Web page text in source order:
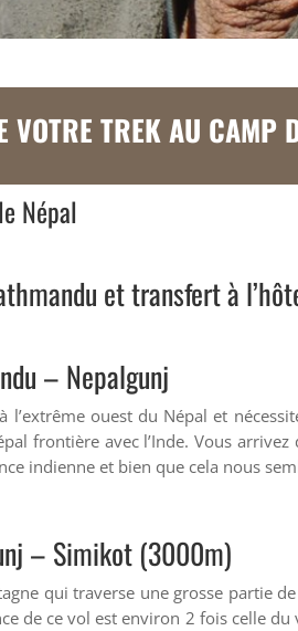
TREK AU CAMP
Népal
et transfert à
– Nepalgunj
l’extrême ouest du Népal et
frontière avec l’Inde. Vous
indienne et bien que cela nous
– Simikot (3000m)
qui traverse une grosse partie
de ce vol est environ 2 fois celle